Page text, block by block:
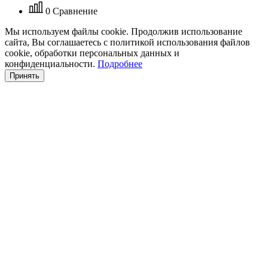
0 Сравнение
Мы используем файлы cookie. Продолжив использование
сайта, Вы соглашаетесь с политикой использования файлов
cookie, обработки персональных данных и
конфиденциальности. Подробнее
Принять